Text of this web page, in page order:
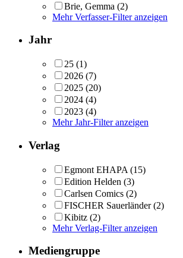
Brie, Gemma (2)
Mehr Verfasser-Filter anzeigen
Jahr
25 (1)
2026 (7)
2025 (20)
2024 (4)
2023 (4)
Mehr Jahr-Filter anzeigen
Verlag
Egmont EHAPA (15)
Edition Helden (3)
Carlsen Comics (2)
FISCHER Sauerländer (2)
Kibitz (2)
Mehr Verlag-Filter anzeigen
Mediengruppe